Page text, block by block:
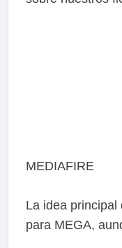
MEDIAFIRE
La idea principal
para MEGA,